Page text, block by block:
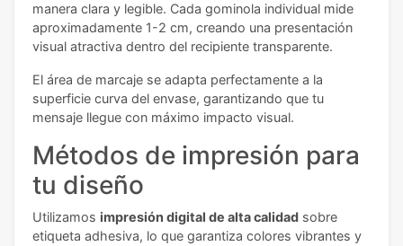
manera clara y legible. Cada gominola individual mide
aproximadamente 1-2 cm, creando una presentación
visual atractiva dentro del recipiente transparente.
El área de marcaje se adapta perfectamente a la
superficie curva del envase, garantizando que tu
mensaje llegue con máximo impacto visual.
Métodos de impresión para
tu diseño
Utilizamos impresión digital de alta calidad sobre
etiqueta adhesiva, lo que garantiza colores vibrantes y